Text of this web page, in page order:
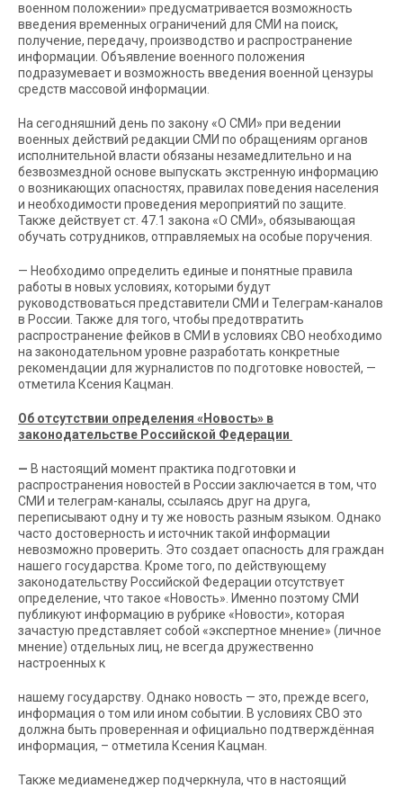
военном положении» предусматривается возможность
введения временных ограничений для СМИ на поиск,
получение, передачу, производство и распространение
информации. Объявление военного положения
подразумевает и возможность введения военной цензуры
средств массовой информации.
На сегодняшний день по закону «О СМИ» при ведении
военных действий редакции СМИ по обращениям органов
исполнительной власти обязаны незамедлительно и на
безвозмездной основе выпускать экстренную информацию
о возникающих опасностях, правилах поведения населения
и необходимости проведения мероприятий по защите.
Также действует ст. 47.1 закона «О СМИ», обязывающая
обучать сотрудников, отправляемых на особые поручения.
— Необходимо определить единые и понятные правила
работы в новых условиях, которыми будут
руководствоваться представители СМИ и Телеграм-каналов
в России. Также для того, чтобы предотвратить
распространение фейков в СМИ в условиях СВО необходимо
на законодательном уровне разработать конкретные
рекомендации для журналистов по подготовке новостей, —
отметила Ксения Кацман.
Об отсутствии определения «Новость» в
законодательстве Российской Федерации
— В настоящий момент практика подготовки и
распространения новостей в России заключается в том, что
СМИ и телеграм-каналы, ссылаясь друг на друга,
переписывают одну и ту же новость разным языком. Однако
часто достоверность и источник такой информации
невозможно проверить. Это создает опасность для граждан
нашего государства. Кроме того, по действующему
законодательству Российской Федерации отсутствует
определение, что такое «Новость». Именно поэтому СМИ
публикуют информацию в рубрике «Новости», которая
зачастую представляет собой «экспертное мнение» (личное
мнение) отдельных лиц, не всегда дружественно
настроенных к
нашему государству. Однако новость — это, прежде всего,
информация о том или ином событии. В условиях СВО это
должна быть проверенная и официально подтверждённая
информация, – отметила Ксения Кацман.
Также медиаменеджер подчеркнула, что в настоящий